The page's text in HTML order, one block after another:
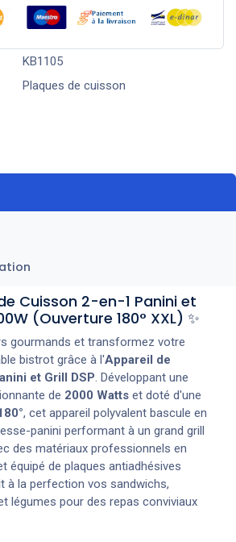
KB1105
Plaques de cuisson
Cuisson 2-en-1 Panini et
(Ouverture 180° XXL) ✨
gourmands et transformez votre
bistrot grâce à l'Appareil de
et Grill DSP. Développant une
de 2000 Watts et doté d'une
, cet appareil polyvalent bascule en
panini performant à un grand grill
des matériaux professionnels en
équipé de plaques antiadhésives
à la perfection vos sandwichs,
légumes pour des repas conviviaux